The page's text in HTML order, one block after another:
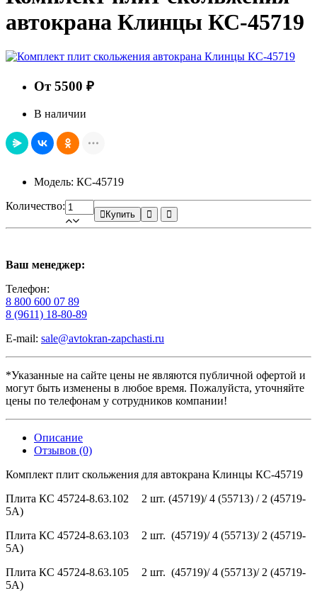
автокрана Клинцы КС-45719
От 5500 ₽
В наличии
Модель: КС-45719
Количество:
Купить
Ваш менеджер:
Телефон:
8 800 600 07 89
8 (9611) 18-80-89
E-mail: sale@avtokran-zapchasti.ru
*Указанные на сайте цены не являются публичной офертой и
могут быть изменены в любое время. Пожалуйста, уточняйте
цены по телефонам у сотрудников компании!
Описание
Отзывов (0)
Комплект плит скольжения для автокрана Клинцы КС-45719
Плита КС 45724-8.63.102
2 шт. (45719)/ 4 (55713) / 2 (45719-
5А)
Плита КС 45724-8.63.103
2 шт. (45719)/ 4 (55713)/ 2 (45719-
5А)
Плита КС 45724-8.63.105
2 шт. (45719)/ 4 (55713)/ 2 (45719-
5А)